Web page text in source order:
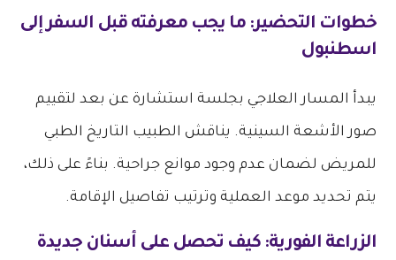
خطوات التحضير: ما يجب معرفته قبل السفر إلى
اسطنبول
يبدأ المسار العلاجي بجلسة استشارة عن بعد لتقييم
صور الأشعة السينية. يناقش الطبيب التاريخ الطبي
للمريض لضمان عدم وجود موانع جراحية. بناءً على ذلك،
يتم تحديد موعد العملية وترتيب تفاصيل الإقامة.
الزراعة الفورية: كيف تحصل على أسنان جديدة